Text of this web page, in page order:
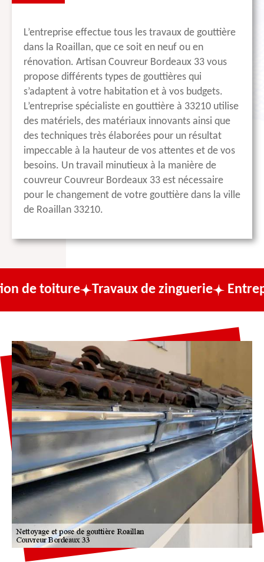
L’entreprise effectue tous les travaux de gouttière
dans la Roaillan, que ce soit en neuf ou en
rénovation. Artisan Couvreur Bordeaux 33 vous
propose différents types de gouttières qui
s’adaptent à votre habitation et à vos budgets.
L’entreprise spécialiste en gouttière à 33210 utilise
des matériels, des matériaux innovants ainsi que
des techniques très élaborées pour un résultat
impeccable à la hauteur de vos attentes et de vos
besoins. Un travail minutieux à la manière de
couvreur Couvreur Bordeaux 33 est nécessaire
pour le changement de votre gouttière dans la ville
de Roaillan 33210.
Travaux de zinguerie Entreprise de